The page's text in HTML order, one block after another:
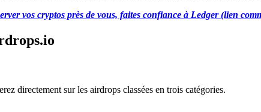
vos cryptos près de vous, faites confiance à Ledger (lien
directement sur les airdrops classées en trois catégories.